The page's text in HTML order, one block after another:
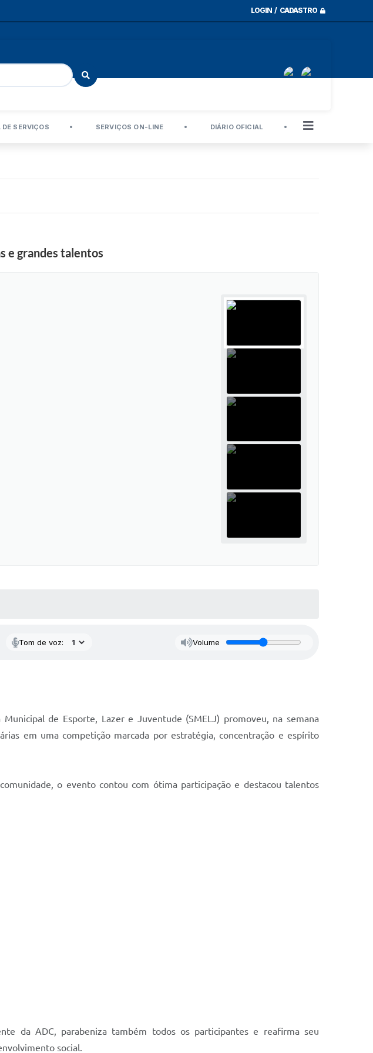
LOGIN / CADASTRO
DE SERVIÇOS SERVIÇOS ON-LINE DIÁRIO OFICIAL
e grandes talentos
Tom de voz: Volume
de Esporte, Lazer e Juventude (SMELJ) promoveu, na semana
em uma competição marcada por estratégia, concentração e espírito
o evento contou com ótima participação e destacou talentos
da ADC, parabeniza também todos os participantes e reafirma seu
social.